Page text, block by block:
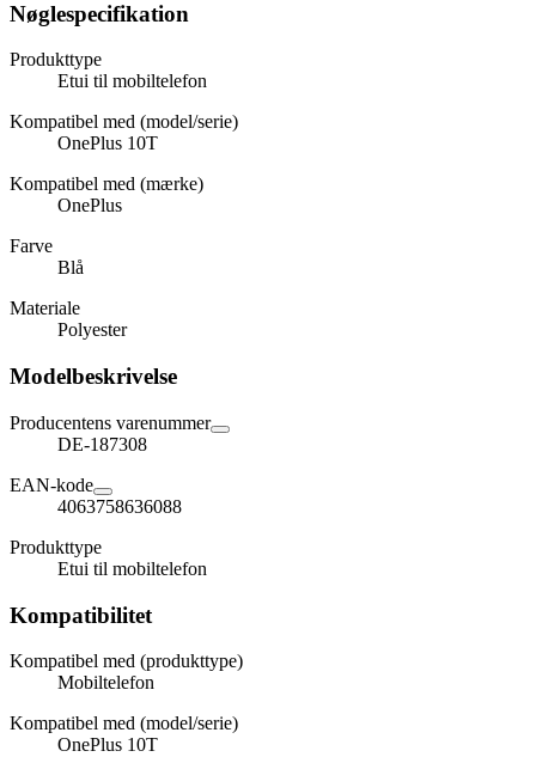
Nøglespecifikation
Produkttype
Etui til mobiltelefon
Kompatibel med (model/serie)
OnePlus 10T
Kompatibel med (mærke)
OnePlus
Farve
Blå
Materiale
Polyester
Modelbeskrivelse
Producentens varenummer
DE-187308
EAN-kode
4063758636088
Produkttype
Etui til mobiltelefon
Kompatibilitet
Kompatibel med (produkttype)
Mobiltelefon
Kompatibel med (model/serie)
OnePlus 10T